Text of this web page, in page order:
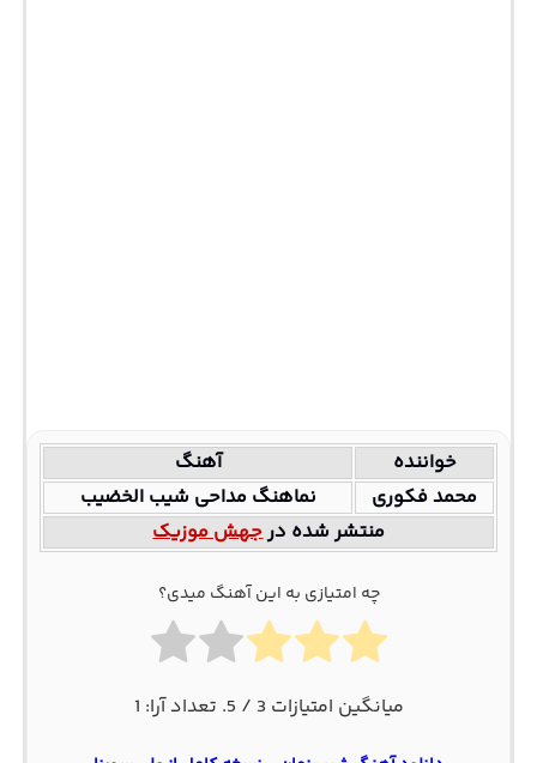
خواننده
آهنگ
محمد فکوری
نماهنگ مداحی شیب الخضیب
منتشر شده درجهش موزیک
چه امتیازی به این آهنگ میدی؟
میانگین امتیازات 3 / 5. تعداد آرا: 1